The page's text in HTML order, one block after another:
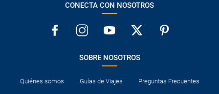
CONECTA CON NOSOTROS
SOBRE NOSOTROS
Quiénes somos Guías de Viajes Preguntas Frecuentes